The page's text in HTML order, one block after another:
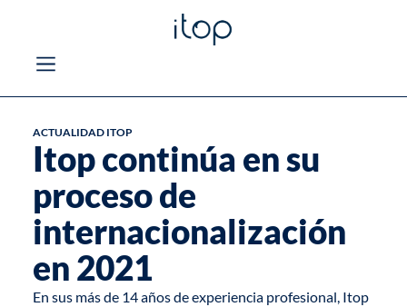
ACTUALIDAD ITOP
Itop continúa en su
proceso de
internacionalización
en 2021
En sus más de 14 años de experiencia profesional, Itop